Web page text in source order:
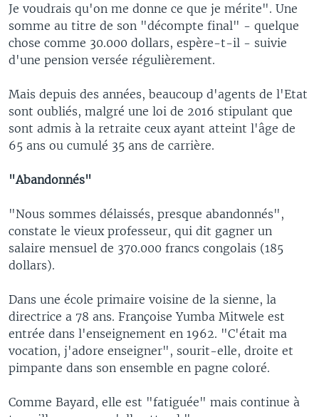
Je voudrais qu'on me donne ce que je mérite". Une
somme au titre de son "décompte final" - quelque
chose comme 30.000 dollars, espère-t-il - suivie
d'une pension versée régulièrement.
Mais depuis des années, beaucoup d'agents de l'Etat
sont oubliés, malgré une loi de 2016 stipulant que
sont admis à la retraite ceux ayant atteint l'âge de
65 ans ou cumulé 35 ans de carrière.
"Abandonnés"
"Nous sommes délaissés, presque abandonnés",
constate le vieux professeur, qui dit gagner un
salaire mensuel de 370.000 francs congolais (185
dollars).
Dans une école primaire voisine de la sienne, la
directrice a 78 ans. Françoise Yumba Mitwele est
entrée dans l'enseignement en 1962. "C'était ma
vocation, j'adore enseigner", sourit-elle, droite et
pimpante dans son ensemble en pagne coloré.
Comme Bayard, elle est "fatiguée" mais continue à